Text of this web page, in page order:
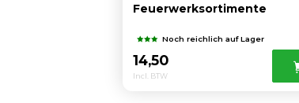
Feuerwerksortimente
Noch reichlich auf Lager
14,50
Incl. BTW